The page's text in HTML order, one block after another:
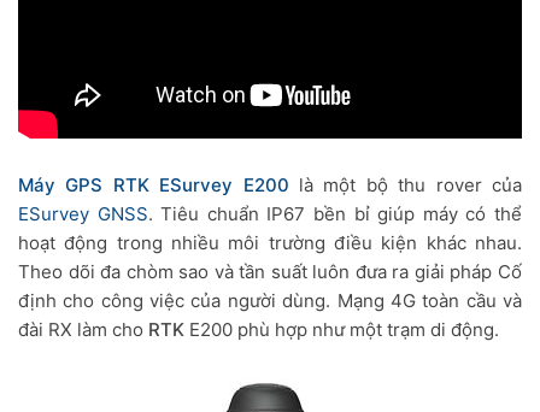
Máy GPS RTK ESurvey E200 là một bộ thu rover của
ESurvey GNSS. Tiêu chuẩn IP67 bền bỉ giúp máy có thể
hoạt động trong nhiều môi trường điều kiện khác nhau.
Theo dõi đa chòm sao và tần suất luôn đưa ra giải pháp Cố
định cho công việc của người dùng. Mạng 4G toàn cầu và
đài RX làm cho RTK E200 phù hợp như một trạm di động.